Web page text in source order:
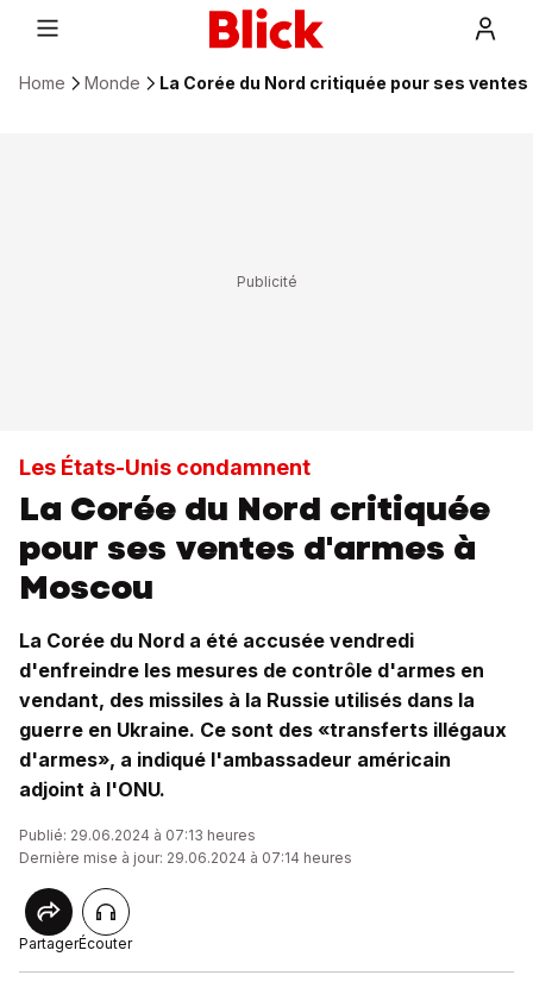
Home Monde La Corée du Nord critiquée pour ses
Les États-Unis condamnent
La Corée du Nord critiquée
pour ses ventes d'armes à
Moscou
La Corée du Nord a été accusée vendredi
d'enfreindre les mesures de contrôle d'armes en
vendant, des missiles à la Russie utilisés dans la
guerre en Ukraine. Ce sont des «transferts illégaux
d'armes», a indiqué l'ambassadeur américain
adjoint à l'ONU.
Publié: 29.06.2024 à 07:13 heures
Dernière mise à jour: 29.06.2024 à 07:14 heures
PartagerÉcouter